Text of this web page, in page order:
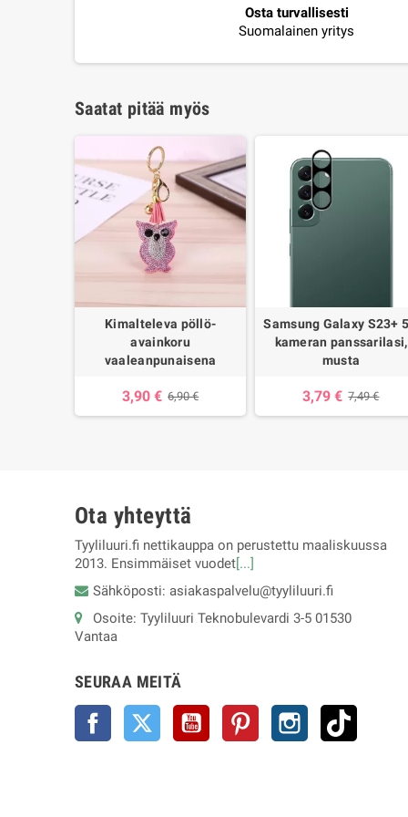
Osta turvallisesti
Suomalainen yritys
Saatat pitää myös
Kimalteleva pöllö-
avainkoru
vaaleanpunaisena
3,90 € 6,90 €
Samsung Galaxy S23+
kameran panssarilasi,
musta
3,79 € 7,49 €
Ota yhteyttä
Tyyliluuri.fi nettikauppa on perustettu maaliskuussa
2013. Ensimmäiset vuodet[...]
Sähköposti: asiakaspalvelu@tyyliluuri.fi
Osoite: Tyyliluuri Teknobulevardi 3-5 01530
Vantaa
SEURAA MEITÄ
Facebook Twitter YouTube Pinterest Instagram